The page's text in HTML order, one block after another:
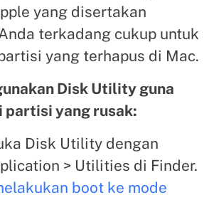
yang disertakan
terkadang cukup untuk
yang terhapus di Mac.
Disk Utility guna
partisi yang rusak:
Disk Utility dengan
> Utilities di Finder.
boot ke mode